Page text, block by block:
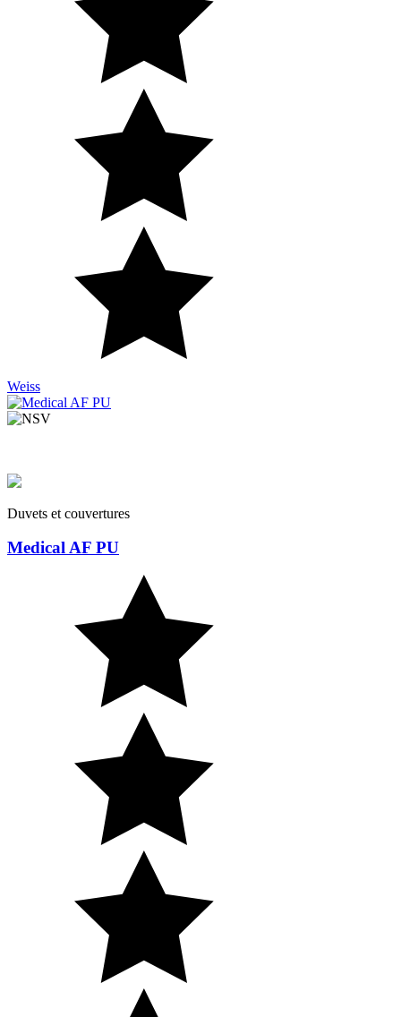
Weiss
Duvets et couvertures
Medical AF PU